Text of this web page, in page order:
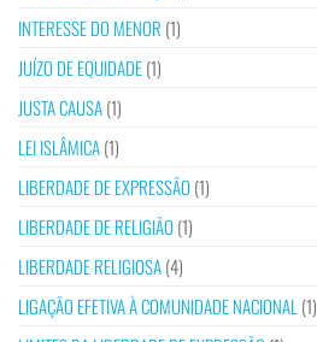
INTERESSE DO MENOR (1)
JUÍZO DE EQUIDADE(1)
JUSTA CAUSA(1)
LEI ISLÂMICA(1)
LIBERDADE DE EXPRESSÃO (1)
LIBERDADE DE RELIGIÃO (1)
LIBERDADE RELIGIOSA(4)
LIGAÇÃO EFETIVA À COMUNIDADE NACIONAL (1)